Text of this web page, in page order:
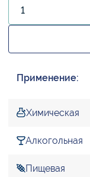
Применение:
Химическая
Алкогольная
Пищевая